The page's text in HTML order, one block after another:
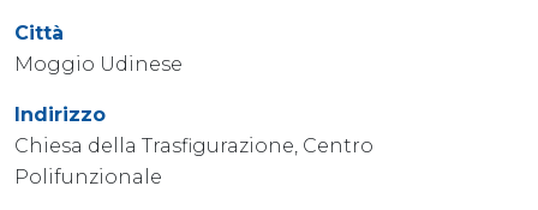
Città
Moggio Udinese
Indirizzo
Chiesa della Trasfigurazione, Centro
Polifunzionale